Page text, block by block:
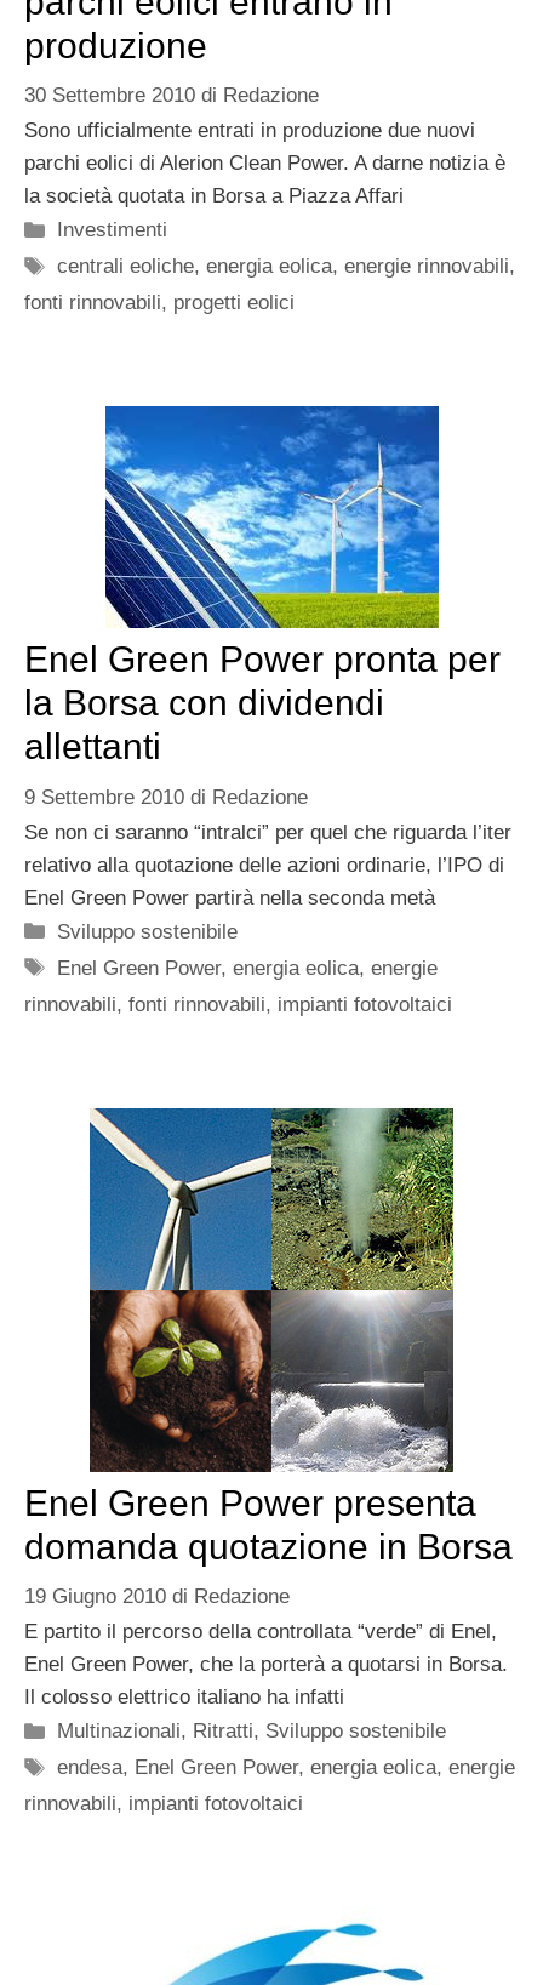
produzione
30 Settembre 2010 di Redazione
Sono ufficialmente entrati in produzione due nuovi
parchi eolici di Alerion Clean Power. A darne notizia è
la società quotata in Borsa a Piazza Affari
Categorie
Investimenti
Tag
centrali eoliche,energia eolica,energie rinnovabili,
fonti rinnovabili, progetti eolici
Enel Green Power pronta per
la Borsa con dividendi
allettanti
9 Settembre 2010 di Redazione
Se non ci saranno “intralci” per quel che riguarda l’iter
relativo alla quotazione delle azioni ordinarie, l’IPO di
Enel Green Power partirà nella seconda metà
Categorie
Sviluppo sostenibile
Tag
Enel Green Power,energia eolica,energie
rinnovabili, fonti rinnovabili, impianti fotovoltaici
Enel Green Power presenta
domanda quotazione in Borsa
19 Giugno 2010 di Redazione
E partito il percorso della controllata “verde” di Enel,
Enel Green Power, che la porterà a quotarsi in Borsa.
Il colosso elettrico italiano ha infatti
Categorie
Multinazionali, Ritratti, Sviluppo sostenibile
Tag
endesa, Enel Green Power,energia eolica,energie
rinnovabili, impianti fotovoltaici